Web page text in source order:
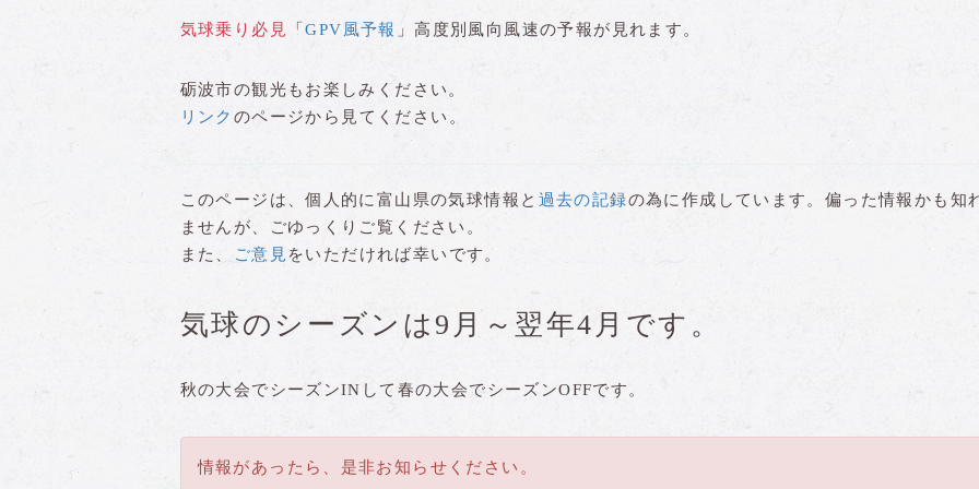
気球乗り必見 「GPV風予報」高度別風向風速の予報が見れます。
砺波市の観光もお楽しみください。
リンク のページから見てください。
このページは、個人的に富山県の気球情報と 過去の記録の為に作成しています。偏った情報かも知
ませんが、ごゆっくりご覧ください。
また、
ご意見 をいただければ幸いです。
気球のシーズンは9月～翌年4月です。
秋の大会でシーズンINして春の大会でシーズンOFFです。
情報があったら、是非お知らせください。